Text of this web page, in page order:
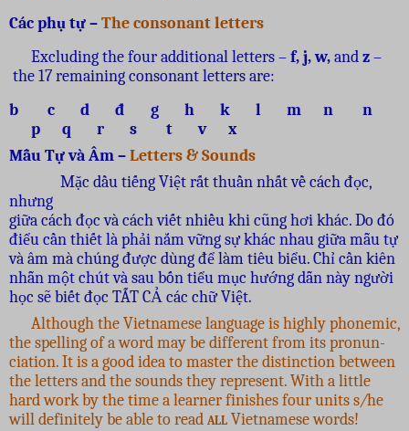
Các phụ tự–The consonant letters
Excluding the four additional letters –f, j, w,andz–
the 17 remaining consonant letters are:
b c d đ g h k l m n n
p q r s t v
x
Mẫu Tự và Âm –Letters & Sounds
Mặc dầu tiếng Việt rất thuần nhất về cách đọc,
nhưng
giữa cách đọc và cách viết nhiều khi cũng hơi khác. Do đó
điểu cần thiết là phải nắm vững sự khác nhau giữa mẫu tự
và âm mà chúng được dùng để làm tiêu biểu. Chỉ cần kiên
nhẫn một chút và sau bốn tiểu mục hướng dẫn này người
học sẽ biết đọc TẤT CẢ các chữ Việt.
Although the Vietnamese language is highly phonemic,
the spelling of a word may be different from its pronun-
ciation. It is a good idea to master the distinction between
the letters and the sounds they represent. With a little
hard work by the time a learner finishes four units s/he
will definitely be able to readallVietnamese words!